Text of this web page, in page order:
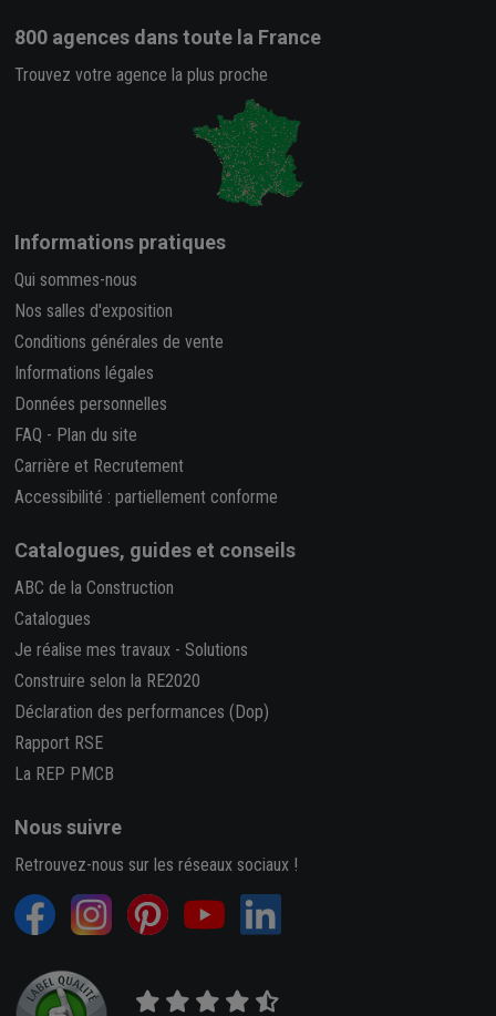
800 agences dans toute la France
Trouvez votre agence la plus proche
Informations pratiques
Qui sommes-nous
Nos salles d'exposition
Conditions générales de vente
Informations légales
Données personnelles
FAQ - Plan du site
Carrière et Recrutement
Accessibilité : partiellement conforme
Catalogues, guides et conseils
ABC de la Construction
Catalogues
Je réalise mes travaux - Solutions
Construire selon la RE2020
Déclaration des performances (Dop)
Rapport RSE
La REP PMCB
Nous suivre
Retrouvez-nous sur les réseaux sociaux !